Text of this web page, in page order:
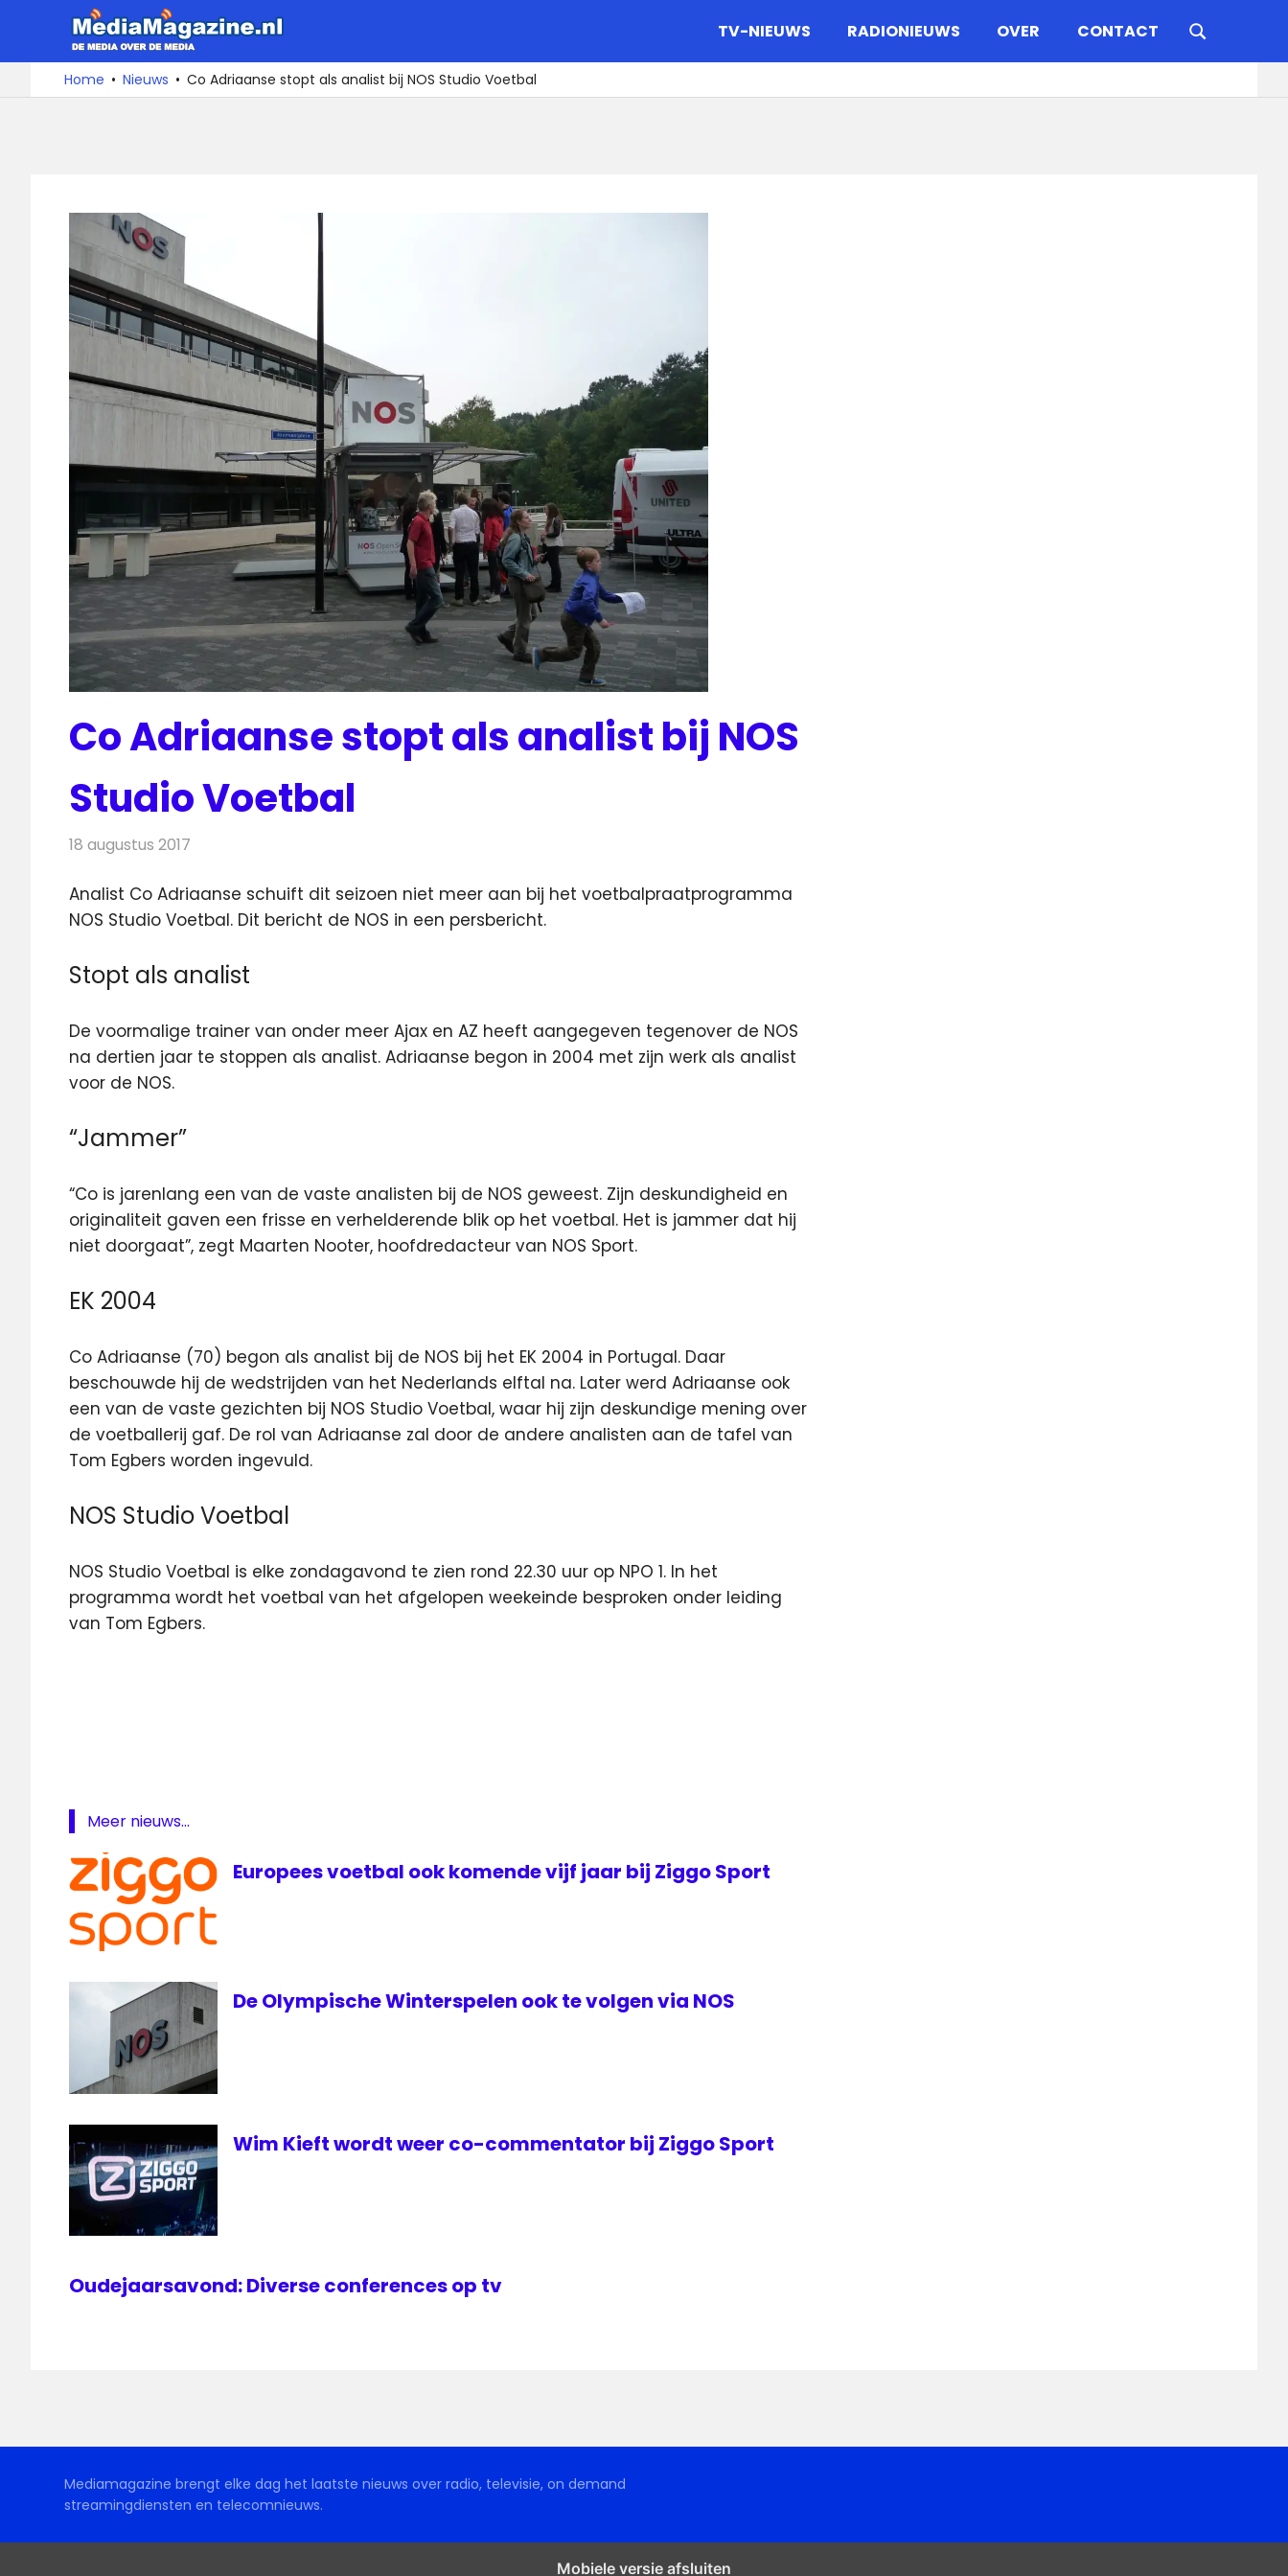
de
De
media
over
TV-NIEUWS RADIONIEUWS OVER CONTACT
Home Nieuws Co Adriaanse stopt als analist bij NOS Studio Voetbal
Co Adriaanse stopt als analist bij NOS
Studio Voetbal
18 augustus 2017
Analist Co Adriaanse schuift dit seizoen niet meer aan bij het voetbalpraatprogramma
NOS Studio Voetbal. Dit bericht de NOS in een persbericht.
Stopt als analist
De voormalige trainer van onder meer Ajax en AZ heeft aangegeven tegenover de NOS
na dertien jaar te stoppen als analist. Adriaanse begon in 2004 met zijn werk als analist
voor de NOS.
“Jammer”
“Co is jarenlang een van de vaste analisten bij de NOS geweest. Zijn deskundigheid en
originaliteit gaven een frisse en verhelderende blik op het voetbal. Het is jammer dat hij
niet doorgaat”, zegt Maarten Nooter, hoofdredacteur van NOS Sport.
EK 2004
Co Adriaanse (70) begon als analist bij de NOS bij het EK 2004 in Portugal. Daar
beschouwde hij de wedstrijden van het Nederlands elftal na. Later werd Adriaanse ook
een van de vaste gezichten bij NOS Studio Voetbal, waar hij zijn deskundige mening over
de voetballerij gaf. De rol van Adriaanse zal door de andere analisten aan de tafel van
Tom Egbers worden ingevuld.
NOS Studio Voetbal
NOS Studio Voetbal is elke zondagavond te zien rond 22.30 uur op NPO 1. In het
programma wordt het voetbal van het afgelopen weekeinde besproken onder leiding
van Tom Egbers.
NOS
Voetbal
NPO
voetbal
Meer nieuws...
Europees voetbal ook komende vijf jaar bij Ziggo Sport
De Olympische Winterspelen ook te volgen via NOS
Wim Kieft wordt weer co-commentator bij Ziggo Sport
Oudejaarsavond: Diverse conferences op tv
Mediamagazine brengt elke dag het laatste nieuws over radio, televisie, on demand
streamingdiensten en telecomnieuws.
Mobiele versie afsluiten